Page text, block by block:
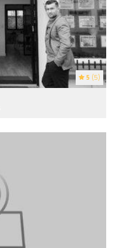
5 (5)